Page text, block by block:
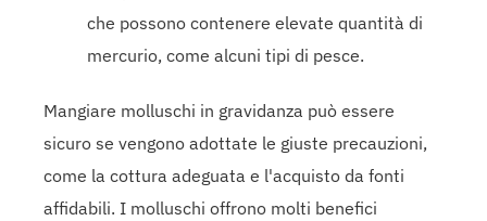
che possono contenere elevate quantità di
mercurio, come alcuni tipi di pesce.
Mangiare molluschi in gravidanza può essere
sicuro se vengono adottate le giuste precauzioni,
come la cottura adeguata e l'acquisto da fonti
affidabili. I molluschi offrono molti benefici